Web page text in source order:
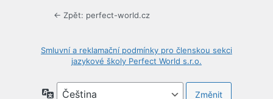
← Zpět: perfect-world.cz
Smluvní a reklamační podmínky pro členskou sekci
jazykové školy Perfect World s.r.o.
Jazyky